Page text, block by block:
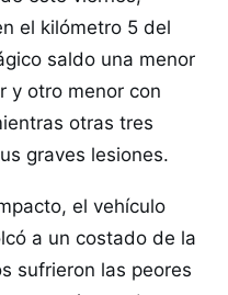
el kilómetro 5 del
saldo una menor
y otro menor con
otras tres
graves lesiones.
el vehículo
a un costado de la
sufrieron las peores